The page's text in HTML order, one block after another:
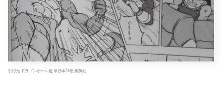
引用元 ドラゴンボール超 単行本21巻 集英社